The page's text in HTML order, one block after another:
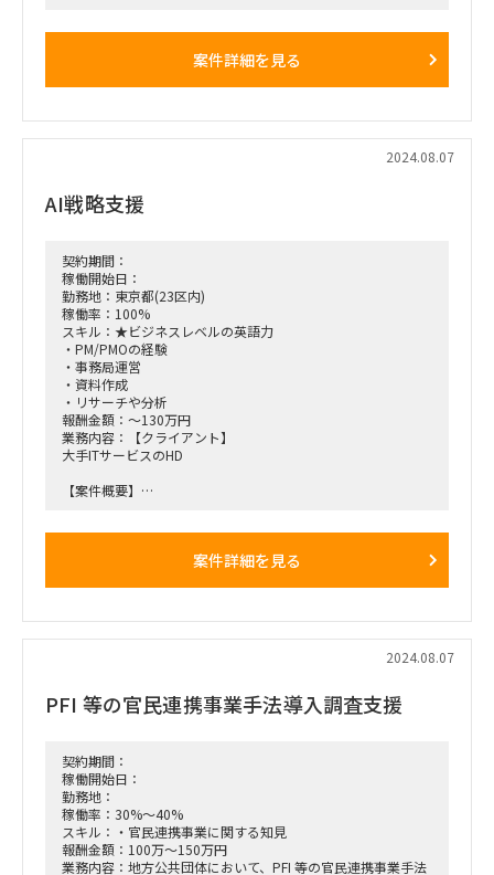
基本的にはプロジェクトリーダーとして、課題の発掘や施策定
すではなく、プロジェクトの納品品質担保の責任者として動い
件定義
・新規顧客獲得に向けた提案（リード獲得はマーケティングチ
・プロジェクトマネジメント
・事業推進関連のプロジェクト（ナレッジ化など）
・PJ全体に対する品質管理
【勤務場所】
・渋谷道勤務
・基本出社、一部リモート可能
案件詳細を見る
2024.08.07
AI戦略支援
契約期間：
稼働開始日：
勤務地：東京都(23区内)
稼働率：100%
スキル：★ビジネスレベルの英語力
・PM/PMOの経験
・事務局運営
・資料作成
・リサーチや分析
報酬金額：～130万円
業務内容：【クライアント】
大手ITサービスのHD
【案件概要】
・各部長に対してのコミュニケーション
・資料のアップデート並びに各部長へのディレクション（依
・市場リサーチ
・データ分析
【英語】
高度なレベル
【場所】
二子玉川。出社頻度に関しては相談
案件詳細を見る
2024.08.07
PFI 等の官民連携事業手法導入調査支援
契約期間：
稼働開始日：
勤務地：
稼働率：30%～40%
スキル：・官民連携事業に関する知見
報酬金額：100万～150万円
業務内容：地方公共団体において、PFI 等の官民連携事業手法